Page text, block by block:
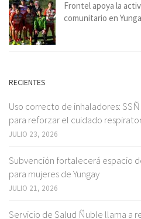
Frontel apoya la
comunitario en
RECIENTES
Uso correcto de inhaladores:
para reforzar el cuidado
JULIO 23, 2026
Subvención fortalecerá espacio
para mujeres de Yungay
JULIO 21, 2026
Servicio de Salud Ñuble llama a